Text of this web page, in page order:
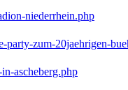
niederrhein.php
party-zum-20jaehrigen-
ascheberg.php